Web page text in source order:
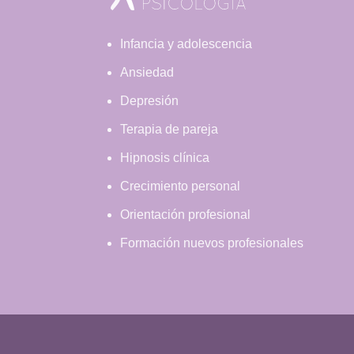
Infancia y adolescencia
Ansiedad
Depresión
Terapia de pareja
Hipnosis clínica
Crecimiento personal
Orientación profesional
Formación nuevos profesionales